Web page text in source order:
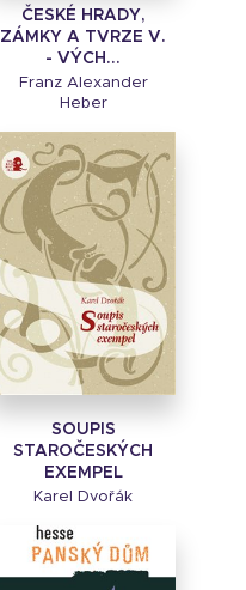
ČESKÉ HRADY,
ZÁMKY A TVRZE V.
- VÝCH...
Franz Alexander
Heber
SOUPIS
STAROČESKÝCH
EXEMPEL
Karel Dvořák